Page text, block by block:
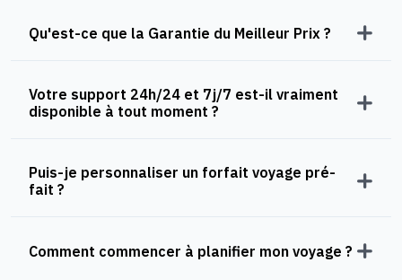
Qu'est-ce que la Garantie du Meilleur Prix ?
Votre support 24h/24 et 7j/7 est-il vraiment
disponible à tout moment ?
Puis-je personnaliser un forfait voyage pré-
fait ?
Comment commencer à planifier mon voyage ?